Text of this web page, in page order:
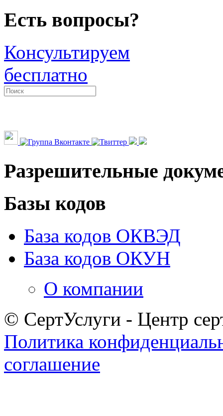
Есть вопросы?
Консультируем
бесплатно
Разрешительные
Базы кодов
База кодов ОКВЭД
База кодов ОКУН
О компании
© СертУслуги - Центр
Политика
соглашение